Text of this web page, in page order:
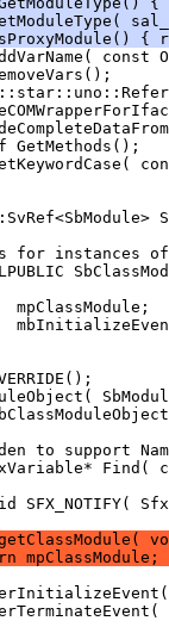
{
SFX_NOTIFY(
mpClassModule;